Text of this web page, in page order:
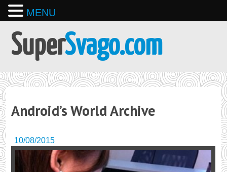
SuperSvago.com
Android’s World Archive
10/08/2015
MENU